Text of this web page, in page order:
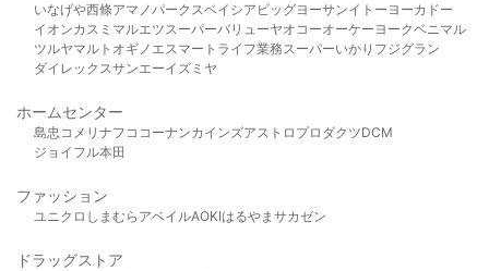
いなげや西條アマノパークスベイシア ビッグヨーサンイトーヨーカドー
イオンカスミ マルエツスーパーバリューヤオコーオーケー ヨークベニマル
ツルヤマルト オギノ エスマート ライフ業務スーパーいかり フジグラン
ダイレックスサンエーイズミヤ
ホームセンター
島忠 コメリ ナフコ コーナンカインズアストロプロダクツDCM
ジョイフル本田
ファッション
ユニクロ しまむら アベイルAOKIはるやま サカゼン
ドラッグストア